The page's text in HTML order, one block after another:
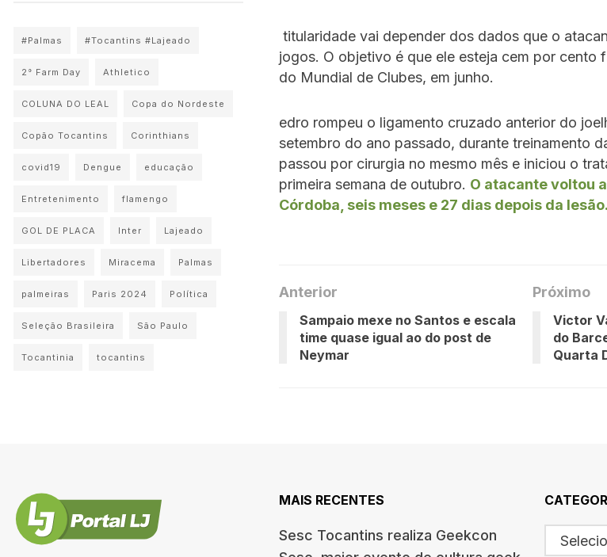
titularidade vai depender dos dados que o
jogos. O objetivo é que ele esteja cem por cento
do Mundial de Clubes, em junho.
edro rompeu o ligamento cruzado anterior do
setembro do ano passado, durante treinamento
passou por cirurgia no mesmo mês e iniciou o
primeira semana de outubro. O atacante voltou
Córdoba, seis meses e 27 dias depois da lesão.
Anterior
Sampaio mexe no Santos e escala
time quase igual ao do post de
Neymar
Próximo
Victor
do
Quarta
#Palmas #Tocantins #Lajeado
2° Farm Day Athletico
COLUNA DO LEAL Copa do Nordeste
Copão Tocantins Corinthians
covid19 Dengue educação
Entretenimento flamengo
GOL DE PLACA Inter Lajeado
Libertadores Miracema Palmas
palmeiras Paris 2024 Política
Seleção Brasileira São Paulo
Tocantinia tocantins
MAIS RECENTES
Sesc Tocantins realiza Geekcon